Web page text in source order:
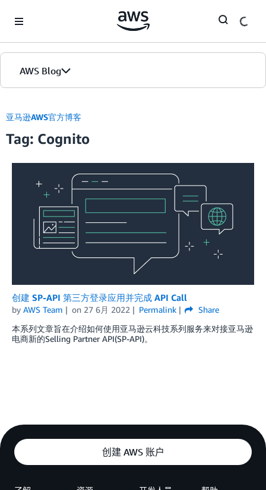
AWS Blog
首页
版本
亚马逊AWS官方博客
Tag: Cognito
创建 SP-API 第三方登录应用并完成 API Call
by AWS Team on 27 6月 2022 Permalink
Share
本系列文章旨在介绍如何使用亚马逊云科技系列服务来对接亚马逊
电商新的Selling Partner API(SP-API)。
创建 AWS 账户